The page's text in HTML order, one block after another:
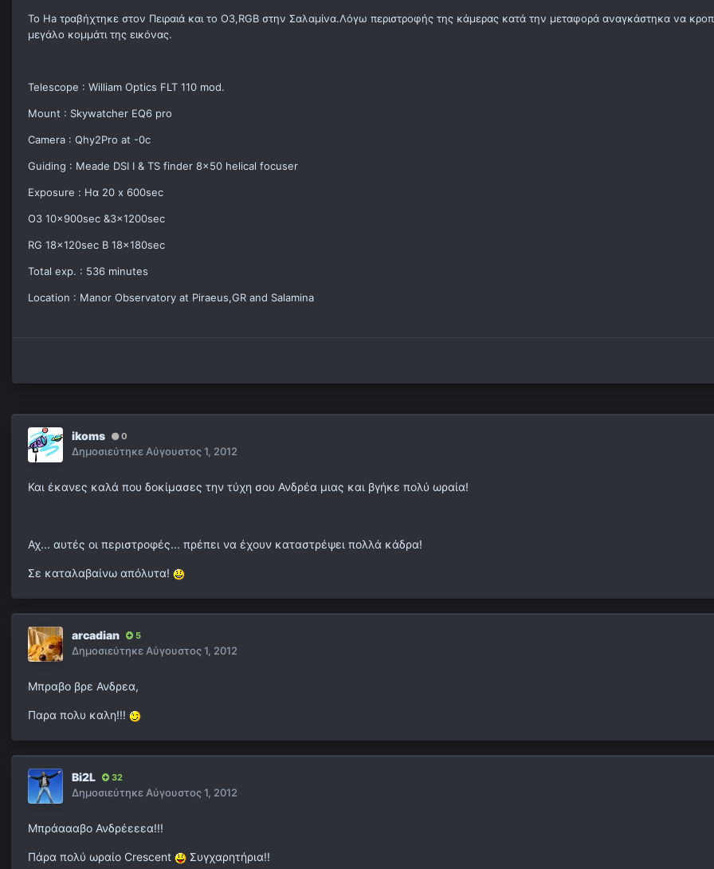
Το Ha τραβήχτηκε στον Πειραιά και το Ο3,RGB στην Σαλαμίνα.Λόγω περιστροφής της κάμερας κατά την μεταφορά αναγκάστηκα να
μεγάλο κομμάτι της εικόνας.
Telescope : William Optics FLT 110 mod.
Mount : Skywatcher EQ6 pro
Camera : Qhy2Pro at -0c
Guiding : Meade DSI I & TS finder 8x50 helical focuser
Exposure : Ηα 20 x 600sec
O3 10x900sec &3x1200sec
RG 18x120sec B 18x180sec
Total exp. : 536 minutes
Location : Manor Observatory at Piraeus,GR and Salamina
ikoms 0
ΔημοσιεύτηκεΑύγουστος 1, 2012
Και έκανες καλά που δοκίμασες την τύχη σου Ανδρέα μιας και βγήκε πολύ ωραία!
Αχ... αυτές οι περιστροφές... πρέπει να έχουν καταστρέψει πολλά κάδρα!
Σε καταλαβαίνω απόλυτα!
arcadian 5
ΔημοσιεύτηκεΑύγουστος 1, 2012
Μπραβο βρε Ανδρεα,
Παρα πολυ καλη!!!
Bi2L 32
ΔημοσιεύτηκεΑύγουστος 1, 2012
Μπράαααβο Ανδρέεεεα!!!
Πάρα πολύ ωραίο Crescent Συγχαρητήρια!!